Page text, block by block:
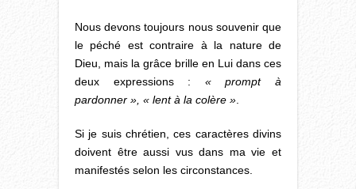
Nous devons toujours nous souvenir que
le péché est contraire à la nature de
Dieu, mais la grâce brille en Lui dans ces
deux expressions : « prompt à
pardonner », « lent à la colère »
Si je suis chrétien, ces caractères divins
doivent être aussi vus dans ma vie et
manifestés selon les circonstances.